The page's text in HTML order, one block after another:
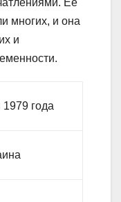
многих, и она
и
года